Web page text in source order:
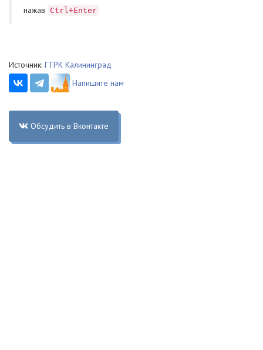
нажав
Ctrl+Enter
Источник: ГТРК Калининград
Напишите нам
Обсудить в Вконтакте